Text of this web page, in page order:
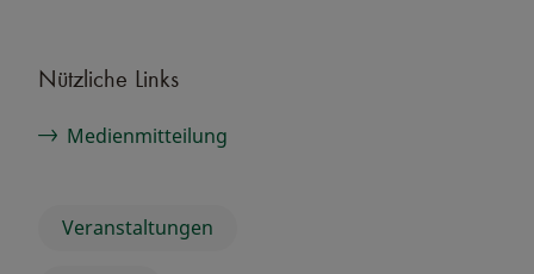
Nützliche Links
Medienmitteilung
Veranstaltungen